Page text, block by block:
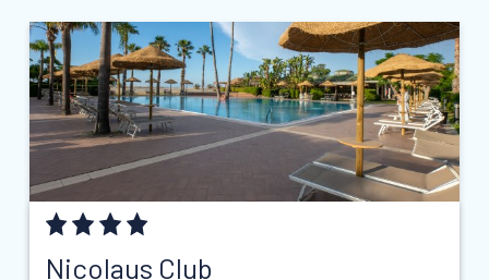
Nicolaus Club